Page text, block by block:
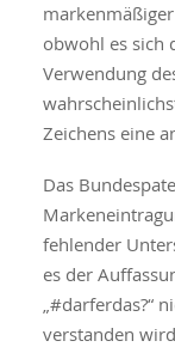
obwohl es sich
Verwendung
Zeichens eine
Das
fehlender
es der
„#darferdas?“
verstanden